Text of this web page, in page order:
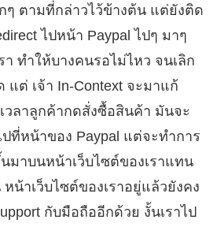
ๆ ตามที่กล่าวไว้ข้างต้น แต่ยังติด
ไปหน้า Paypal ไปๆ มาๆ
า ทำให้บางคนรอไม่ไหว จนเลิก
แต่ เจ้า In-Context จะมาแก้
ลาลูกค้ากดสั่งซื้อสินค้า มันจะ
ปที่หน้าของ Paypal แต่จะทำการ
มาบนหน้าเว็บไซต์ของเราแทน
น้าเว็บไซต์ของเราอยู่แล้วยังคง
กับมือถืออีกด้วย งั้นเราไป